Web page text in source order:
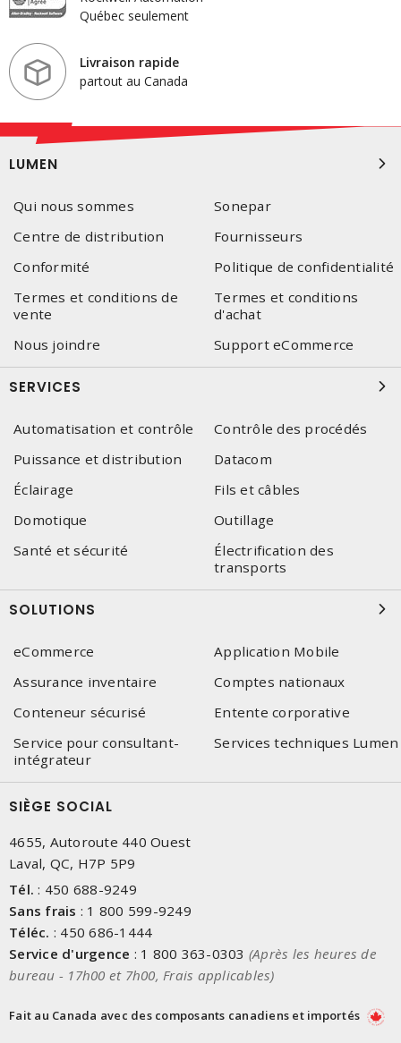
Québec seulement
Livraison rapide
partout au Canada
LUMEN
Qui nous sommes
Sonepar
Centre de distribution
Fournisseurs
Conformité
Politique de confidentialité
Termes et conditions de
vente
Termes et conditions
d'achat
Nous joindre
Support eCommerce
SERVICES
Automatisation et contrôle
Contrôle des procédés
Puissance et distribution
Datacom
Éclairage
Fils et câbles
Domotique
Outillage
Santé et sécurité
Électrification des
transports
SOLUTIONS
eCommerce
Application Mobile
Assurance inventaire
Comptes nationaux
Conteneur sécurisé
Entente corporative
Service pour consultant-
intégrateur
Services techniques Lumen
SIÈGE SOCIAL
4655, Autoroute 440 Ouest
Laval, QC, H7P 5P9
Tél. : 450 688-9249
Sans frais : 1 800 599-9249
Téléc. : 450 686-1444
Service d'urgence : 1 800 363-0303 (Après les heures de
bureau - 17h00 et 7h00, Frais applicables)
Fait au Canada avec des composants canadiens et importés